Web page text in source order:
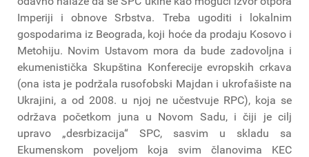
Imperiji i obnove Srbstva. Treba ugoditi i lokalnim
gospodarima iz Beograda, koji hoće da prodaju Kosovo i
Metohiju. Novim Ustavom mora da bude zadovoljna i
ekumenistička Skupština Konferecije evropskih crkava
(ona ista je podržala rusofobski Majdan i ukrofašiste na
Ukrajini, a od 2008. u njoj ne učestvuje RPC), koja se
održava početkom juna u Novom Sadu, i čiji je cilj
upravo „desrbizacija“ SPC, sasvim u skladu sa
Ekumenskom poveljom koja svim članovima KEC